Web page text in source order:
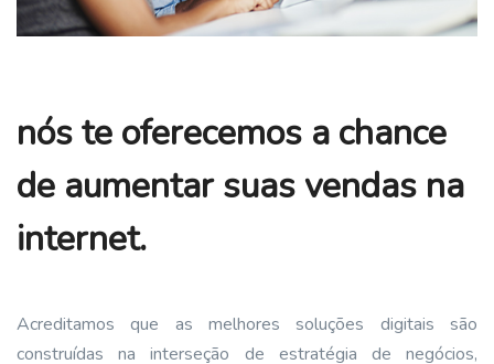
nós te oferecemos a chance
de aumentar suas vendas na
internet.
Acreditamos que as melhores soluções digitais são
construídas na interseção de estratégia de negócios,